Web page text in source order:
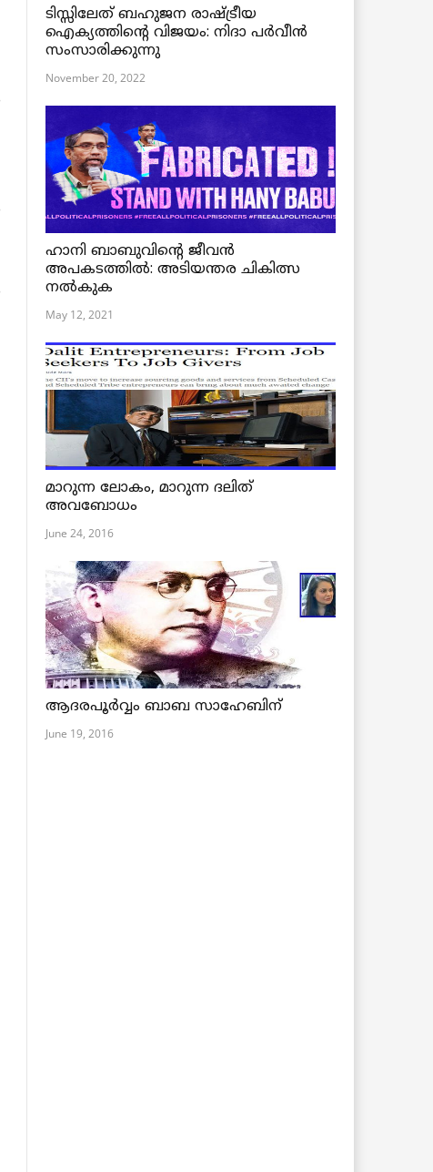
ടിസ്സിലേത് ബഹുജന രാഷ്ട്രീയ
ഐക്യത്തിന്റെ വിജയം: നിദാ പർവീൻ
സംസാരിക്കുന്നു
November 20, 2022
ഹാനി ബാബുവിന്റെ ജീവൻ
അപകടത്തിൽ: അടിയന്തര ചികിത്സ
നൽകുക
May 12, 2021
മാറുന്ന ലോകം, മാറുന്ന ദലിത്
അവബോധം
June 24, 2016
ആദരപൂര്‍വ്വം ബാബ സാഹേബിന്
June 19, 2016